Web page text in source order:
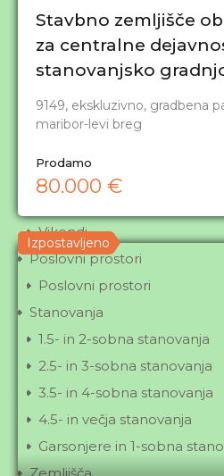
Stavbno zemljišče
za centralne
stanovanjsko
9149, ekskluzivno, gradbena
maribor-levi breg
Prodamo
80.000 €
Izpostavljeno
HIŠE - 1-stanovanjske
HIŠE - 2-stanovanjske
HIŠE - s poslovnim
Kmetije
Kmetije
Ostale nepremičnine
Vikendi
Poslovni prostori
Poslovni prostori
Stanovanja
1.5- in 2-sobna stanovanja
2.5- in 3-sobna stanovanja
3.5- in 4-sobna stanovanja
4.5- in večja stanovanja
Garsonjere in 1-sobna